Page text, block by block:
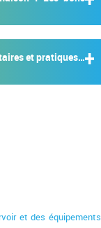
et pratiques…
et des équipements